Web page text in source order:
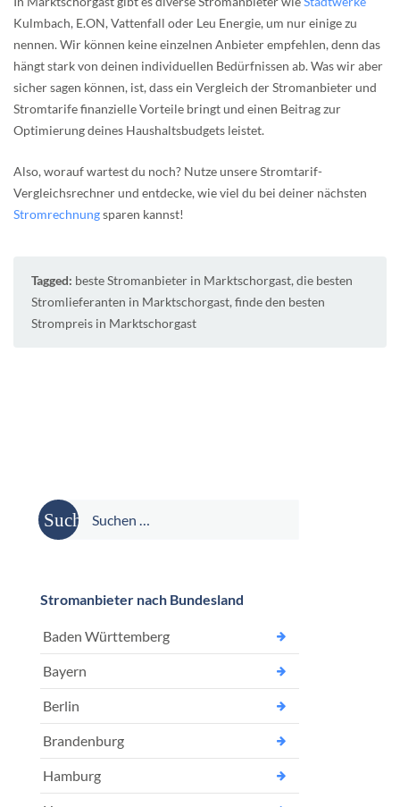
Kulmbach, E.ON, Vattenfall oder Leu Energie, um nur einige zu
nennen. Wir können keine einzelnen Anbieter empfehlen, denn das
hängt stark von deinen individuellen Bedürfnissen ab. Was wir aber
sicher sagen können, ist, dass ein Vergleich der Stromanbieter und
Stromtarife finanzielle Vorteile bringt und einen Beitrag zur
Optimierung deines Haushaltsbudgets leistet.
Also, worauf wartest du noch? Nutze unsere Stromtarif-
Vergleichsrechner und entdecke, wie viel du bei deiner nächsten
Stromrechnungsparen kannst!
Tagged: beste Stromanbieter in Marktschorgast, die besten
Stromlieferanten in Marktschorgast, finde den besten
Strompreis in Marktschorgast
Suche
nach:
Stromanbieter nach Bundesland
Baden Württemberg
Bayern
Berlin
Brandenburg
Hamburg